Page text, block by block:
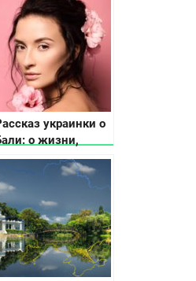
візерунки на
вишиванках та
рушниках
украинки о
о жизни,
еде,
кофе и сувенирах